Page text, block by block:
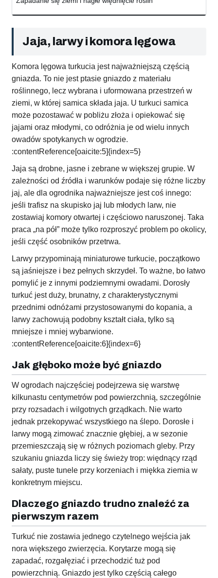
Jaja, larwy i komora lęgowa
Komora lęgowa turkucia jest najważniejszą częścią
gniazda. To nie jest ptasie gniazdo z materiału
roślinnego, lecz wybrana i uformowana przestrzeń w
ziemi, w której samica składa jaja. U turkuci samica
może pozostawać w pobliżu złoża i opiekować się
jajami oraz młodymi, co odróżnia je od wielu innych
owadów spotykanych w ogrodzie.
:contentReference[oaicite:5]{index=5}
Jaja są drobne, jasne i zebrane w większej grupie. W
zależności od źródła i warunków podaje się różne liczby
jaj, ale dla ogrodnika najważniejsze jest coś innego:
jeśli trafisz na skupisko jaj lub młodych larw, nie
zostawiaj komory otwartej i częściowo naruszonej. Taka
praca „na pół” może tylko rozproszyć problem po okolicy,
jeśli część osobników przetrwa.
Larwy przypominają miniaturowe turkucie, początkowo
są jaśniejsze i bez pełnych skrzydeł. To ważne, bo łatwo
pomylić je z innymi podziemnymi owadami. Dorosły
turkuć jest duży, brunatny, z charakterystycznymi
przednimi odnóżami przystosowanymi do kopania, a
larwy zachowują podobny kształt ciała, tylko są
mniejsze i mniej wybarwione.
:contentReference[oaicite:6]{index=6}
Jak głęboko może być gniazdo
W ogrodach najczęściej podejrzewa się warstwę
kilkunastu centymetrów pod powierzchnią, szczególnie
przy rozsadach i wilgotnych grządkach. Nie warto
jednak przekopywać wszystkiego na ślepo. Dorosłe i
larwy mogą zimować znacznie głębiej, a w sezonie
przemieszczają się w różnych poziomach gleby. Przy
szukaniu gniazda liczy się świeży trop: więdnący rząd
sałaty, puste tunele przy korzeniach i miękka ziemia w
konkretnym miejscu.
Dlaczego gniazdo trudno znaleźć za
pierwszym razem
Turkuć nie zostawia jednego czytelnego wejścia jak
nora większego zwierzęcia. Korytarze mogą się
zapadać, rozgałęziać i przechodzić tuż pod
powierzchnią. Gniazdo jest tylko częścią całego